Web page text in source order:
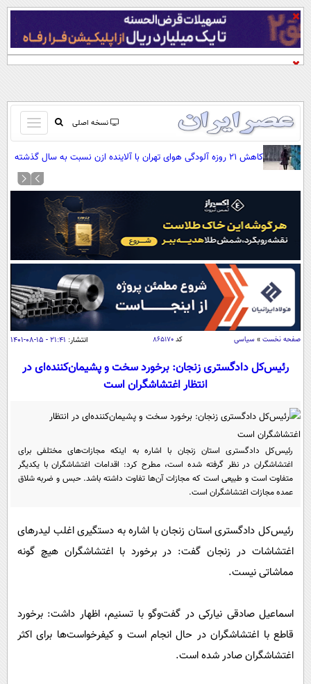
نسخه اصلی
باز
و
بسته
کردن
صفحه اول
آرشیو
نظرسنجی
آب و هوا
اوقات شرعی
سواد زندگی
اقتصاد
اقتصادی
خودرو
جامعه
اجتماعی
حوادث
یک برش دانایی
ورزشی
بین الملل
علم و دانش
فناوری و It
اخبار کریپتو
قرآن
سرگرمی
باشگاه مغز
فیلم
اقتصاد
سرگرمی
عصر ایران 2
کاهش ۲۱ روزه آلودگی هوای تهران با آلاینده ازن نسبت به سال گذشته
صفحه نخست » سیاسی کد ۸۶۵۱۷۰ انتشار: ۲۱:۴۱ - ۱۵-۰۸-۱۴۰۱
رئیس‌کل دادگستری زنجان: برخورد سخت و پشیمان‌کننده‌ای در
انتظار اغتشاشگران است‌
رئیس‌کل دادگستری استان زنجان با اشاره به اینکه مجازات‌های مختلفی برای
اغتشاشگران در نظر گرفته شده است، مطرح کرد: اقدامات اغتشاشگران با یکدیگر
متفاوت است و طبیعی است که مجازات آن‌ها تفاوت داشته باشد. حبس و ضربه شلاق
عمده مجازات اغتشاشگران است.
رئیس‌کل دادگستری استان زنجان با اشاره به دستگیری اغلب لیدرهای
اغتشاشات در زنجان گفت: در برخورد با اغتشاشگران هیچ گونه
مماشاتی نیست.
اسماعیل صادقی نیارکی در گفت‌وگو با تسنیم، اظهار داشت: برخورد
قاطع با اغتشاشگران در حال انجام است و کیفرخواست‌ها برای اکثر
اغتشاشگران صادر شده است.